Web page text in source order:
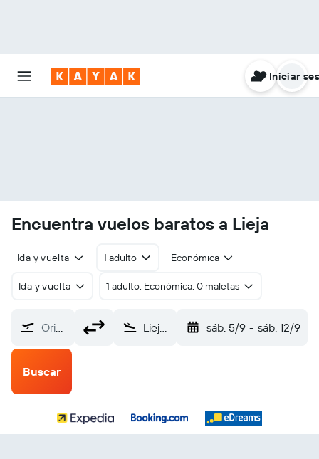
Iniciar
Encuentra vuelos baratos a Lieja
Ida y vuelta 1 adulto Económica
Ida y vuelta 1 adulto, Económica, 0 maletas
Origen Lieja Bierset (LGG) sáb. 5/9 - sáb. 12/9
Buscar